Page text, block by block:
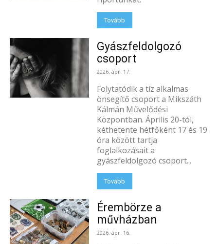
Tovább
Gyászfeldolgozó
csoport
2026. ápr. 17.
Folytatódik a tíz alkalmas
önsegítő csoport a Mikszáth
Kálmán Művelődési
Központban. Április 20-tól,
kéthetente hétfőként 17 és 19
óra között tartja
foglalkozásait a
gyászfeldolgozó csoport...
Tovább
Érembörze a
művházban
2026. ápr. 16.